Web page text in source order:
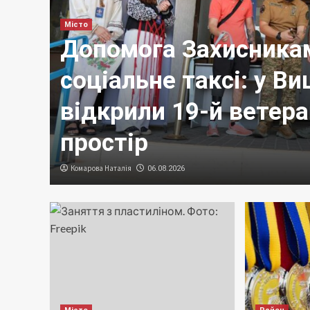
Місто
Допомога
соціальне таксі: у
відкрили 19-й
простір
Комарова Наталія 06.08.2026